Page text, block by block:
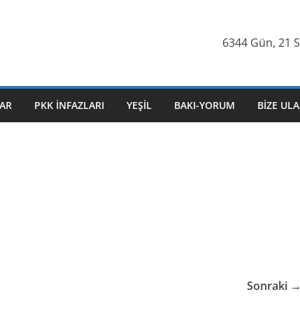
6344 Gün, 21
PKK İNFAZLARI YEŞIL BAKI-YORUM BIZE
Sonraki →